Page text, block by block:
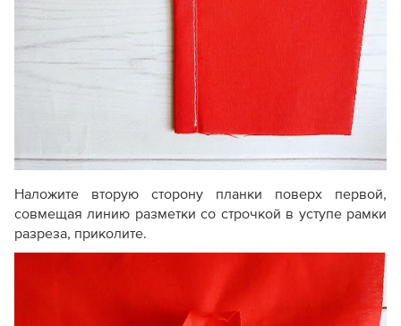
Наложите вторую сторону планки поверх первой,
совмещая линию разметки со строчкой в уступе рамки
разреза, приколите.